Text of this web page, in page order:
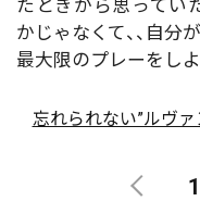
たときから思ってい
かじゃなくて、、自分
最大限のプレーをし
忘れられない”ルヴ
1